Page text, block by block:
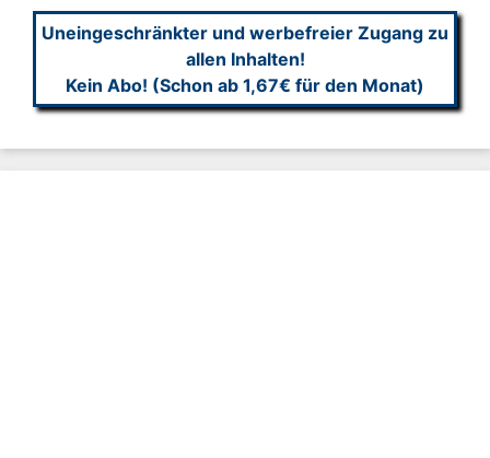
Uneingeschränkter und werbefreier Zugang zu
allen Inhalten!
Kein Abo! (Schon ab 1,67€ für den Monat)